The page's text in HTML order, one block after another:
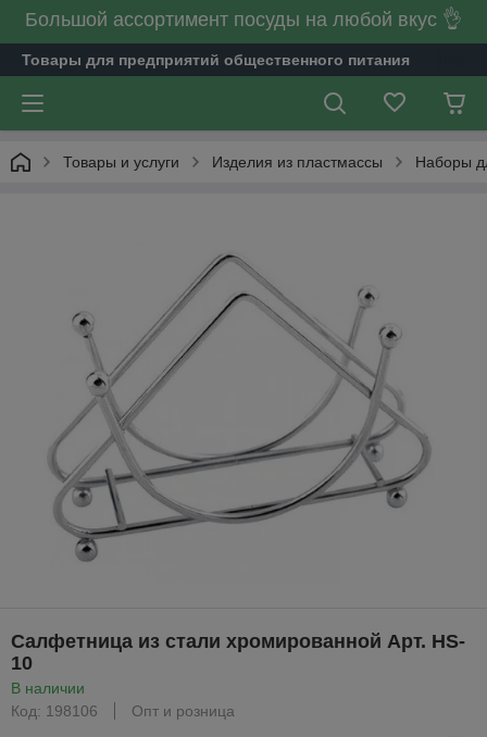
Большой ассортимент посуды на любой вкус 👌
Товары для предприятий общественного питания
Товары и услуги Изделия из пластмассы Наборы
Салфетница из стали хромированной Арт. HS-
10
В наличии
Код: 198106
Опт и розница